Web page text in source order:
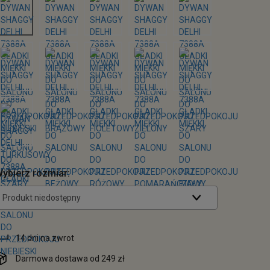
rozmiar:
Produkt niedostępny
14 dni na zwrot
Darmowa dostawa od 249 zł